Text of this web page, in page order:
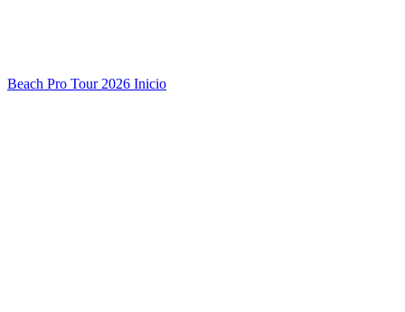
Beach Pro Tour 2026 Inicio